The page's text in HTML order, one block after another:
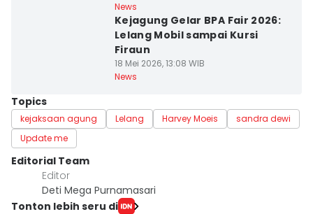
News
Kejagung Gelar BPA Fair 2026:
Lelang Mobil sampai Kursi
Firaun
18 Mei 2026, 13:08 WIB
News
Topics
kejaksaan agung Lelang Harvey Moeis
sandra dewi
Update me
Editorial Team
Editor
Deti Mega Purnamasari
Tonton lebih seru di